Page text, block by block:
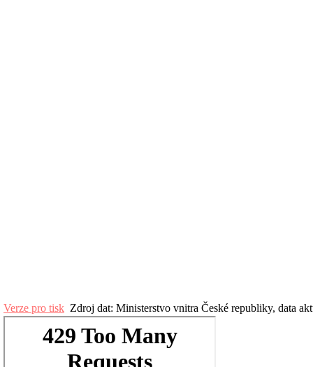
Verze pro tisk Zdroj dat: Ministerstvo vnitra České republiky, data